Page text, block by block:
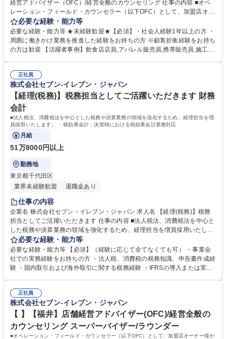
経営アドバイザー（OFC）/経営全般のカウンセリング 仕事の内容 ■オペ
レーション・フィールド・カウンセラー（以下OFC）として、加盟店オー
ナー様が経営するコンビニエンスストアに対して、経営全般に関わる支援
を担います。定量データに基づく運営支援業務をお任せします。 【業務
例】商圏分析、競合調査、売上や販売数等データ分析、売場確認、発注や
売場作りアドバイス、個店行為計画の作成、従業員教育サポート等がござ
オーナー様の方針もふまえた個店カウンセリングへと繋げていきます。 募
集職種 【★】【長野】店舗経営アドバイザー（OFC）/経営全般のカウン
セリング
必要な経験・能力等
必要な経験・能力等 ★未経験歓迎★【必須】・社会人経験1年以上の方 ・
周囲に働きかけ業務を推進した経験をお持ちの方 ※顧客折衝経験をお持ち
の方は歓迎 【活躍者事例】飲食店店員,アパレル販売員,携帯販売員,施工管
あります。 ・ＯＦＣ職限定、エリアを限定して働く制度 ※エリア内転勤
は有り ・育児や介護等にて、転勤無しになる制度 ・育児や介護等にて、
短時間で働く制度 学歴・資格 学歴：大学院 大学 高専 短大 専修学校 高校
語学力： 資格：第一種運転免許普通自動車
正社員
株式会社セブン-イレブン・ジャパン
【経理(税務)】税務担当としてご活躍いただきます 財務
会計
■法人税法、消費税法を中心とした税務や決算業務の領域を強化するため、経理担当を増
員採用いたします。 ・税効果会計：決算時における税効果会計業務対応
月給
51万8000円以上
勤務地
東京都千代田区
業界未経験歓迎
退職金あり
仕事の内容
企業名 株式会社セブン－イレブン・ジャパン 求人名 【経理(税務)】税務
担当としてご活躍いただきます 仕事の内容 ■法人税法、消費税法を中心と
した税務や決算業務の領域を強化するため、経理担当を増員採用いたしま
す。 ・税効果会計：決算時における税効果会計業務対応 ・税務関係業
務：法人税、消費税を中心とした税務業務、決算時(四半期)の税金計算対
応、税務調査対応 ・税務統制業務：連結納税、グループ通算税制における
子会社含めたマネジメント ・税務処理の適正化に関する指導業務：各部
応 募集職種 【経理(税務)】税務担当としてご活躍いただきます
必要な経験・能力等
必要な経験・能力等 【必須】（経験に応じて全てなくても可） ・事業会
社での実務経験をお持ちの方 ・法人税、消費税の税務知識、申告書作成経
験 ・国内取引および海外取引に関する税務経験 ・IFRSの導入または実務
正社員
株式会社セブン-イレブン・ジャパン
【 】【福井】店舗経営アドバイザー(OFC)/経営全般の
カウンセリング スーパーバイザー/ラウンダー
■オペレーション・フィールド・カウンセラー（以下OFC）として、加盟店オーナー様が